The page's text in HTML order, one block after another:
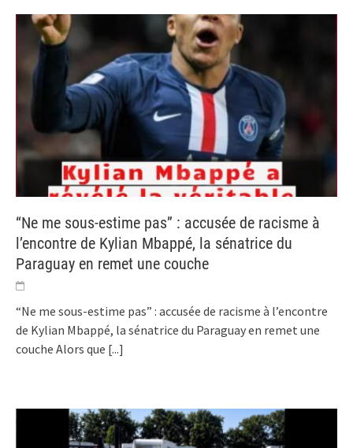
“Ne me sous-estime pas” : accusée de racisme à
l’encontre de Kylian Mbappé, la sénatrice du
Paraguay en remet une couche
“Ne me sous-estime pas” : accusée de racisme à l’encontre
de Kylian Mbappé, la sénatrice du Paraguay en remet une
couche Alors que [...]